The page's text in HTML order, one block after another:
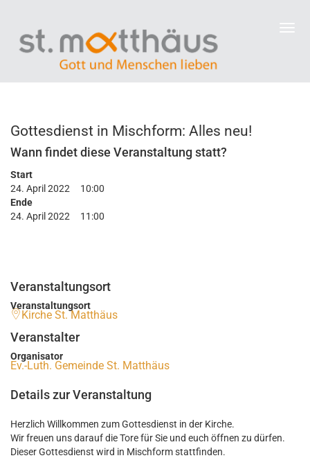
Gottesdienst in Mischform: Alles neu!
Wann findet diese Veranstaltung statt?
Start
24. April 2022
10:00
Ende
24. April 2022
11:00
Veranstaltungsort
Veranstaltungsort
Kirche St. Matthäus
Veranstalter
Organisator
Ev.-Luth. Gemeinde St. Matthäus
Details zur Veranstaltung
Herzlich Willkommen zum Gottesdienst in der Kirche.
Wir freuen uns darauf die Tore für Sie und euch öffnen zu dürfen.
Dieser Gottesdienst wird in Mischform stattfinden.